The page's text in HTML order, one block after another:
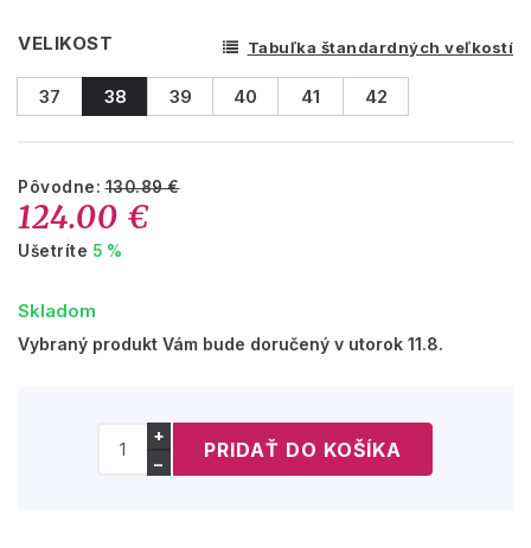
VELIKOST Tabuľka štandardných veľkostí
37 38 39 40 41 42
Pôvodne:130.89 €
124.00 €
Ušetríte 5 %
Skladom
Vybraný produkt Vám bude doručený v utorok 11.8.
+
−